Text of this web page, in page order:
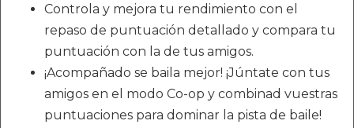
Controla y mejora tu rendimiento con el
repaso de puntuación detallado y compara tu
puntuación con la de tus amigos.
¡Acompañado se baila mejor! ¡Júntate con tus
amigos en el modo Co-op y combinad vuestras
puntuaciones para dominar la pista de baile!